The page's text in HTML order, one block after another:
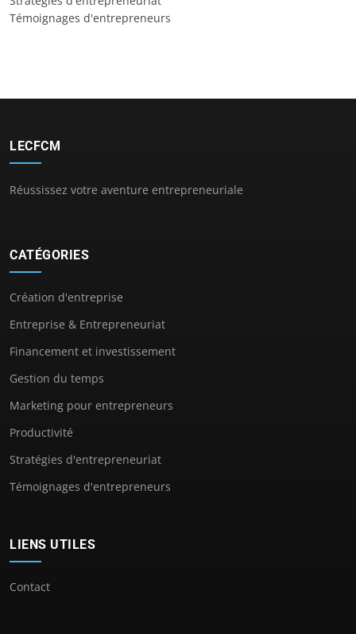
Témoignages d'entrepreneurs
LECFCM
Réussissez votre aventure entrepreneuriale
CATÉGORIES
Création d'entreprise
Entreprise & Entrepreneuriat
Financement et investissement
Gestion du temps
Marketing pour entrepreneurs
Productivité
Stratégies d'entrepreneuriat
Témoignages d'entrepreneurs
LIENS UTILES
Contact